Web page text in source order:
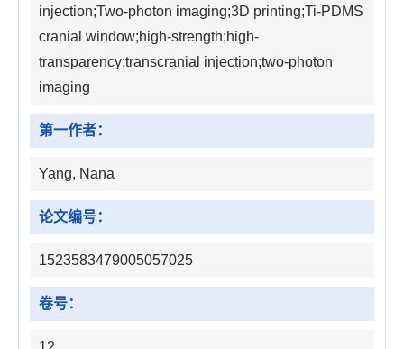
injection;Two-photon imaging;3D printing;Ti-PDMS
cranial window;high-strength;high-
transparency;transcranial injection;two-photon
imaging
第一作者：
Yang, Nana
论文编号：
1523583479005057025
卷号：